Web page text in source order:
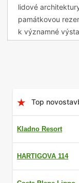
lidové
památkovou
k významné
V katastru
8. listopadu 1620
stavovská
říše římské
lize. Po dvou
porážku a
Top
Kladno Resort
HARTIGOVA 114